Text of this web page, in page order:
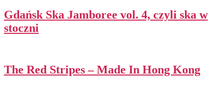
Gdańsk Ska Jamboree vol. 4, czyli ska w
stoczni
The Red Stripes – Made In Hong Kong